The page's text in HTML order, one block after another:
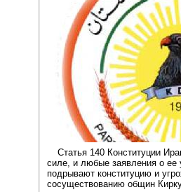
Статья 140 Конституции
силе, и любые заявления о ее
подрывают конституцию и
сосуществованию общин